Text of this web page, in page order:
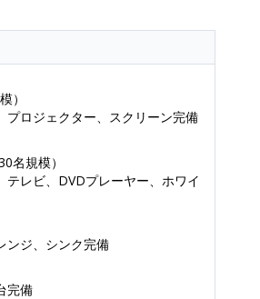
）
プロジェクター、スクリーン完備
名規模）
テレビ、DVDプレーヤー、ホワイ
ンジ、シンク完備
完備